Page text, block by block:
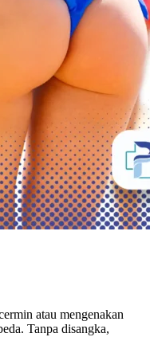
atau mengenakan
Tanpa disangka,